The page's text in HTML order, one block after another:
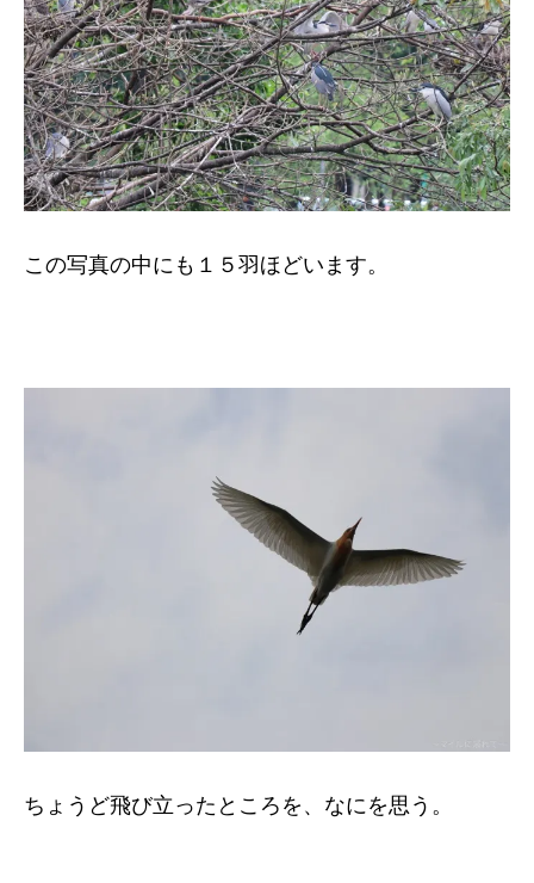
この写真の中にも１５羽ほどいます。
ちょうど飛び立ったところを、なにを思う。